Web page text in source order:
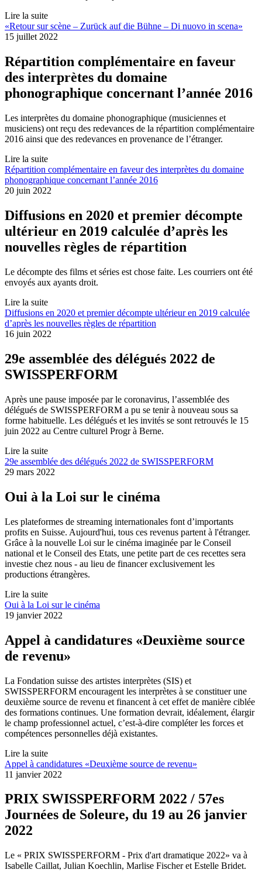
Lire la suite
«Retour sur scène – Zurück auf die Bühne – Di nuovo in scena»
15 juillet 2022
Répartition complémentaire en faveur
des interprètes du domaine
phonographique concernant l’année 2016
Les interprètes du domaine phonographique (musiciennes et
musiciens) ont reçu des redevances de la répartition complémentaire
2016 ainsi que des redevances en provenance de l’étranger.
Lire la suite
Répartition complémentaire en faveur des interprètes du domaine
phonographique concernant l’année 2016
20 juin 2022
Diffusions en 2020 et premier décompte
ultérieur en 2019 calculée d’après les
nouvelles règles de répartition
Le décompte des films et séries est chose faite. Les courriers ont été
envoyés aux ayants droit.
Lire la suite
Diffusions en 2020 et premier décompte ultérieur en 2019 calculée
d’après les nouvelles règles de répartition
16 juin 2022
29e assemblée des délégués 2022 de
SWISSPERFORM
Après une pause imposée par le coronavirus, l’assemblée des
délégués de SWISSPERFORM a pu se tenir à nouveau sous sa
forme habituelle. Les délégués et les invités se sont retrouvés le 15
juin 2022 au Centre culturel Progr à Berne.
Lire la suite
29e assemblée des délégués 2022 de SWISSPERFORM
29 mars 2022
Oui à la Loi sur le cinéma
Les plateformes de streaming internationales font d’importants
profits en Suisse. Aujourd'hui, tous ces revenus partent à l'étranger.
Grâce à la nouvelle Loi sur le cinéma imaginée par le Conseil
national et le Conseil des Etats, une petite part de ces recettes sera
investie chez nous - au lieu de financer exclusivement les
productions étrangères.
Lire la suite
Oui à la Loi sur le cinéma
19 janvier 2022
Appel à candidatures «Deuxième source
de revenu»
La Fondation suisse des artistes interprètes (SIS) et
SWISSPERFORM encouragent les interprètes à se constituer une
deuxième source de revenu et financent à cet effet de manière ciblée
des formations continues. Une formation devrait, idéalement, élargir
le champ professionnel actuel, c’est-à-dire compléter les forces et
compétences personnelles déjà existantes.
Lire la suite
Appel à candidatures «Deuxième source de revenu»
11 janvier 2022
PRIX SWISSPERFORM 2022 / 57es
Journées de Soleure, du 19 au 26 janvier
2022
Le « PRIX SWISSPERFORM - Prix d'art dramatique 2022» va à
Isabelle Caillat, Julian Koechlin, Marlise Fischer et Estelle Bridet.